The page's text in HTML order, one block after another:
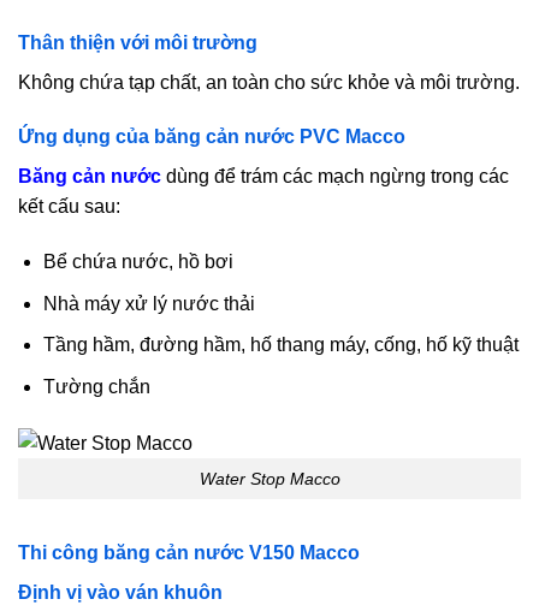
Thân thiện với môi trường
Không chứa tạp chất, an toàn cho sức khỏe và môi trường.
Ứng dụng của băng cản nước PVC Macco
Băng cản nước dùng để trám các mạch ngừng trong các
kết cấu sau:
Bể chứa nước, hồ bơi
Nhà máy xử lý nước thải
Tầng hầm, đường hầm, hố thang máy, cống, hố kỹ thuật
Tường chắn
Water Stop Macco
Thi công băng cản nước V150 Macco
Định vị vào ván khuôn